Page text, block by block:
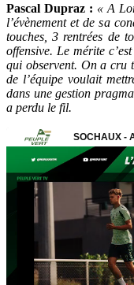
Pascal Dupraz : « A
l’évènement et de sa
touches, 3 rentrées de
offensive. Le mérite
qui observent. On a cru
de l’équipe voulait
dans une gestion
a perdu le fil.